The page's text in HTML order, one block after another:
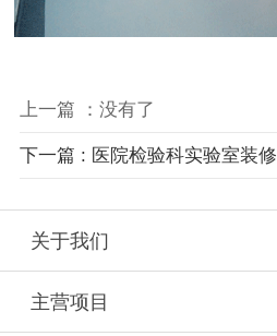
上一篇 ：没有了
下一篇 : 医院检验科实验室装修
关于我们
主营项目